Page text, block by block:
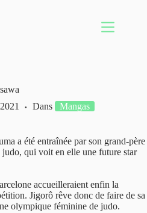
Dans Mangas
a été entraînée par son grand-père
qui voit en elle une future star
accueilleraient enfin la
Jigorô rêve donc de faire de sa
olympique féminine de judo.